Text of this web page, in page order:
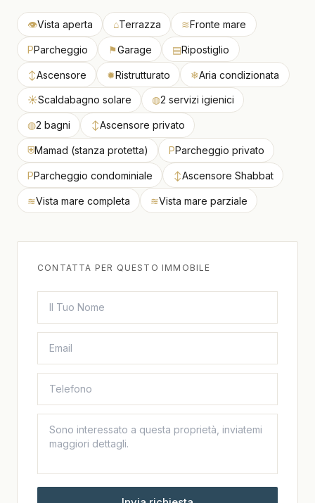
👁Vista aperta ⌂Terrazza ≋Fronte mare
PParcheggio ⚑Garage ▤Ripostiglio
↕Ascensore ✹Ristrutturato ❄Aria condizionata
☀Scaldabagno solare ◍2 servizi igienici
◍2 bagni ↕Ascensore privato
⛨Mamad (stanza protetta) PParcheggio privato
PParcheggio condominiale ↕Ascensore Shabbat
≋Vista mare completa ≋Vista mare parziale
CONTATTA PER QUESTO IMMOBILE